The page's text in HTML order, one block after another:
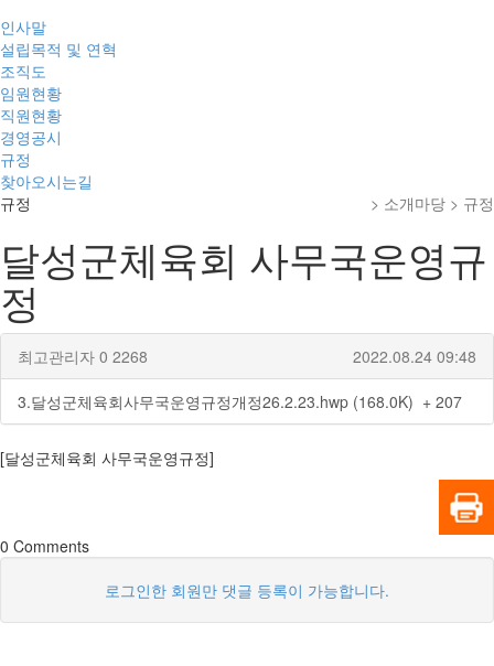
인사말
설립목적 및 연혁
조직도
임원현황
직원현황
경영공시
규정
찾아오시는길
> 소개마당 > 규정
규정
달성군체육회 사무국운영규
정
최고관리자 0 2268 2022.08.24 09:48
3.달성군체육회사무국운영규정개정26.2.23.hwp (168.0K) + 207
[달성군체육회 사무국운영규정]
0 Comments
로그인한 회원만 댓글 등록이 가능합니다.